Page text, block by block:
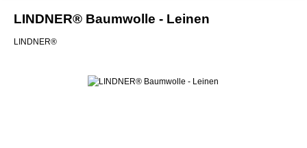
LINDNER® Baumwolle - Leinen
LINDNER®
Bildergalerie überspringen